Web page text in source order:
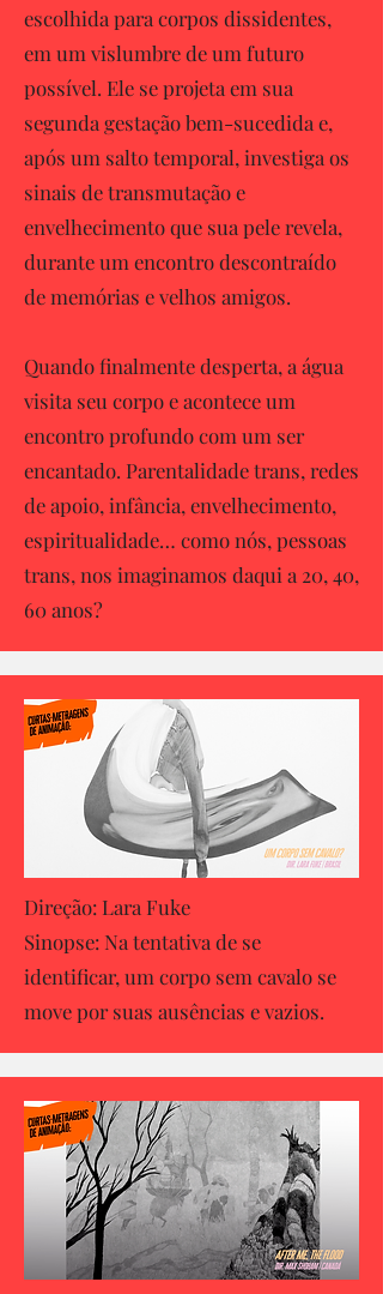
escolhida para corpos dissidentes,
em um vislumbre de um futuro
possível. Ele se projeta em sua
segunda gestação bem-sucedida e,
após um salto temporal, investiga os
sinais de transmutação e
envelhecimento que sua pele revela,
durante um encontro descontraído
de memórias e velhos amigos.
Quando finalmente desperta, a água
visita seu corpo e acontece um
encontro profundo com um ser
encantado. Parentalidade trans, redes
de apoio, infância, envelhecimento,
espiritualidade… como nós, pessoas
trans, nos imaginamos daqui a 20, 40,
60 anos?
Direção: Lara Fuke
Sinopse: Na tentativa de se
identificar, um corpo sem cavalo se
move por suas ausências e vazios.